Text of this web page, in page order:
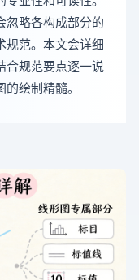
忽略各构成部分的
规范。本文会详细
合规范要点逐一说
绘制精髓。